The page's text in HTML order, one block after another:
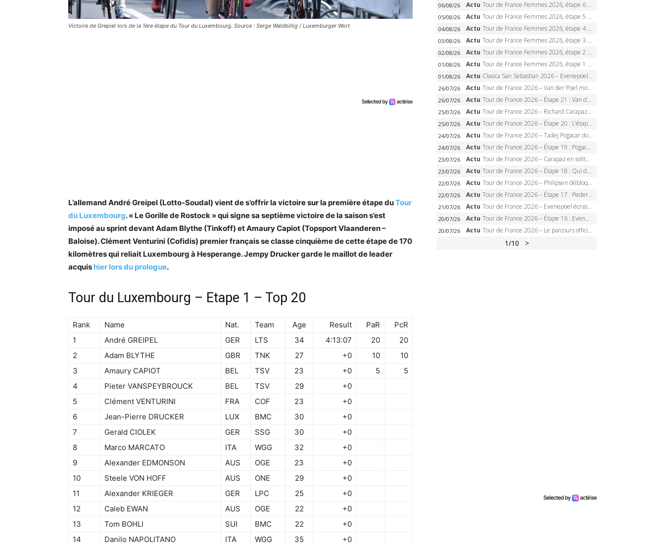
Victoire de Grepiel lors de la 1ère étape du Tour du Luxembourg. Source : Serge Waldbillig / Luxemburger Wort
L’allemand André Greipel (Lotto-Soudal) vient de s’offrir la victoire sur la première étape duTour
du Luxembourg. « Le Gorille de Rostock » qui signe sa septième victoire de la saison s’est
imposé au sprint devant Adam Blythe (Tinkoff) et Amaury Capiot (Topsport Vlaanderen –
Baloise). Clément Venturini (Cofidis) premier français se classe cinquième de cette étape de 170
kilomètres qui reliait Luxembourg à Hesperange. Jempy Drucker garde le maillot de leader
acquis hier lors du prologue.
Tour du Luxembourg – Etape 1 – Top 20
Rank Name Nat. Team Age Result PaR
PcR
1
André GREIPEL GER LTS 34 4:13:07 20
20
2
Adam BLYTHE GBR TNK 27 +0 10
10
3
Amaury CAPIOT BEL TSV 23 +0 5
5
4
Pieter VANSPEYBROUCK BEL TSV 29
+0
5
Clément VENTURINI FRA COF 23
+0
6
Jean-Pierre DRUCKER LUX BMC 30
+0
7
Gerald CIOLEK GER SSG 30
+0
8
Marco MARCATO ITA WGG 32
+0
9
Alexander EDMONSON AUS OGE 23
+0
10
Steele VON HOFF AUS ONE 29
+0
11
Alexander KRIEGER GER LPC 25
+0
12
Caleb EWAN AUS OGE 22
+0
13
Tom BOHLI SUI BMC 22
+0
14
Danilo NAPOLITANO ITA WGG 35
+0
06/08/26 Actu Tour de France Femmes 2026, étape 6 – Kim Le Court-Pienaar gagne à Tournon, Reusser en jaune
05/08/26 Actu Tour de France Femmes 2026, étape 5 – Demi Vollering gagne à Belleville, Reusser en jaune, Ferrand-Prévot coule
04/08/26 Actu Tour de France Femmes 2026, étape 4 – Marlen Reusser écrase le chrono, Ferrand-Prévot en crise
03/08/26 Actu Tour de France Femmes 2026, étape 3 – Sigrid Haugset en solitaire, 88 km d’échappée, maillot jaune
02/08/26 Actu Tour de France Femmes 2026, étape 2 – Lorena Wiebes doublé à Genève, Markus héroïque, 7e record
01/08/26 Actu Tour de France Femmes 2026, étape 1 – Lorena Wiebes intouchable à Lausanne, premier maillot jaune
01/08/26 Actu Clasica San Sebastian 2026 – Evenepoel recordman, 4e victoire, Carapaz battu au sprint
26/07/26 Actu Tour de France 2026 – Van der Poel monumental à Paris, Pogacar égale le record des cinq sacres
26/07/26 Actu Tour de France 2026 – Étape 21 : Van der Poel, Pogacar, qui succédera à Wout van Aert sur les Champs-Elysées ?
25/07/26 Actu Tour de France 2026 – Richard Carapaz roi des Alpes, doublé et maillot à pois, Seixas perd le podium
25/07/26 Actu Tour de France 2026 – Étape 20 : L’étape reine, Galibier, Sarenne, Alpe d’Huez, qui succédera à Pogacar ?
24/07/26 Actu Tour de France 2026 – Tadej Pogacar dompte l’Alpe d’Huez, 5e victoire, record de Pantani pulvérisé
24/07/26 Actu Tour de France 2026 – Étape 19 : Pogacar peut-il enfin dompter l’Alpe d’Huez ?
23/07/26 Actu Tour de France 2026 – Carapaz en solitaire à Orcières-Merlette, Paret-Peintre à un point du maillot à pois
23/07/26 Actu Tour de France 2026 – Étape 18 : Qui domptera Orcières-Merlette, première marche vers l’Alpe d’Huez ?
22/07/26 Actu Tour de France 2026 – Philipsen débloque son compteur à Voiron, Pedersen en danger pour le maillot vert
22/07/26 Actu Tour de France 2026 – Étape 17 : Pedersen peut-il verrouiller le maillot vert à Voiron ?
21/07/26 Actu Tour de France 2026 – Evenepoel écrase le chrono d’Évian, Seixas 4e, Lipowitz abandonne
20/07/26 Actu Tour de France 2026 – Étape 16 : Evenepoel, Pogacar, Ganna… qui domptera le chrono d’Évian pour redessiner le podium ?
20/07/26 Actu Tour de France 2026 – Le parcours officiel complet : 21 étapes, profils, carte et dates
1/10 >